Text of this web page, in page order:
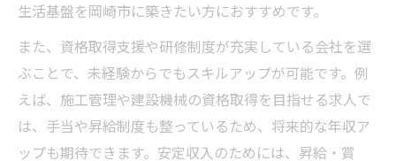
生活基盤を岡崎市に築きたい方におすすめです。
また、資格取得支援や研修制度が充実している会社を選
ぶことで、未経験からでもスキルアップが可能です。例
えば、施工管理や建設機械の資格取得を目指せる求人で
は、手当や昇給制度も整っているため、将来的な年収ア
ップも期待できます。安定収入のためには、昇給・賞